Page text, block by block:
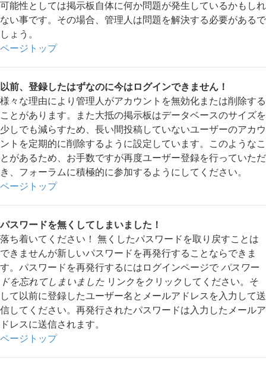
可能性としては掲示板自体に何か問題が発生しているかもしれ
ない事です。その場合、管理人は問題を解決する必要があるで
しょう。
ページトップ
以前、登録したはずなのに今はログインできません！
様々な理由により管理人がアカウントを無効化または削除する
ことがあります。また大抵の掲示板はデータベースのサイズを
少しでも減らすため、長い間投稿していないユーザーのアカウ
ントを定期的に削除するように設定しています。このようなこ
とがあるため、お手数ですが再度ユーザー登録を行っていただ
き、フォーラムに積極的に参加するようにしてください。
ページトップ
パスワードを無くしてしまいました！
落ち着いてください！ 無くしたパスワードを取り戻すことは
できませんが新しいパスワードを再発行することならできま
す。パスワードを再発行するにはログインページでパスワー
ドを忘れてしまいました リンクをクリックしてください。そ
して以前に登録したユーザー名とメールアドレスを入力して送
信してください。再発行されたパスワードは入力したメールア
ドレスに送信されます。
ページトップ